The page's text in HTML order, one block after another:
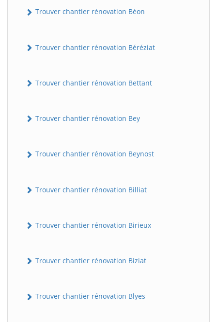
Trouver chantier rénovation Béon
Trouver chantier rénovation Béréziat
Trouver chantier rénovation Bettant
Trouver chantier rénovation Bey
Trouver chantier rénovation Beynost
Trouver chantier rénovation Billiat
Trouver chantier rénovation Birieux
Trouver chantier rénovation Biziat
Trouver chantier rénovation Blyes